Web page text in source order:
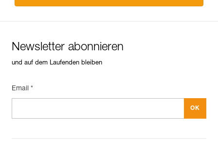
Newsletter abonnieren
und auf dem Laufenden bleiben
Email *